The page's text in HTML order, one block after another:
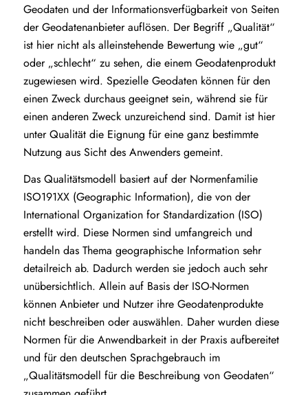
Geodaten und der Informationsverfügbarkeit von Seiten
der Geodatenanbieter auflösen. Der Begriff „Qualität“
ist hier nicht als alleinstehende Bewertung wie „gut“
oder „schlecht“ zu sehen, die einem Geodatenprodukt
zugewiesen wird. Spezielle Geodaten können für den
einen Zweck durchaus geeignet sein, während sie für
einen anderen Zweck unzureichend sind. Damit ist hier
unter Qualität die Eignung für eine ganz bestimmte
Nutzung aus Sicht des Anwenders gemeint.
Das Qualitätsmodell basiert auf der Normenfamilie
ISO191XX (Geographic Information), die von der
International Organization for Standardization (ISO)
erstellt wird. Diese Normen sind umfangreich und
handeln das Thema geographische Information sehr
detailreich ab. Dadurch werden sie jedoch auch sehr
unübersichtlich. Allein auf Basis der ISO-Normen
können Anbieter und Nutzer ihre Geodatenprodukte
nicht beschreiben oder auswählen. Daher wurden diese
Normen für die Anwendbarkeit in der Praxis aufbereitet
und für den deutschen Sprachgebrauch im
„Qualitätsmodell für die Beschreibung von Geodaten“